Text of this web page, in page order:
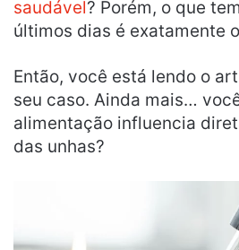
saudável? Porém, o que
últimos dias é exatamente
Então, você está lendo o
seu caso. Ainda mais…
alimentação influencia
das unhas?